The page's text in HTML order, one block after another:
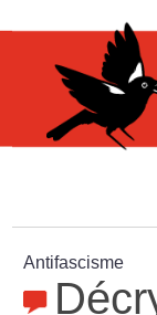
Antifascisme